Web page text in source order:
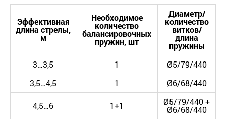
Эффективная
длина стрелы,
м
Необходимое
количество
балансировочных
пружин,шт
Диаметр/
количество
витков/
длина
пружины
3…3,5
1
Ø5/79/440
3,5…4,5
1 Ø6/68/440
4,5…6 1+1 Ø5/79/440 +
Ø6/68/440